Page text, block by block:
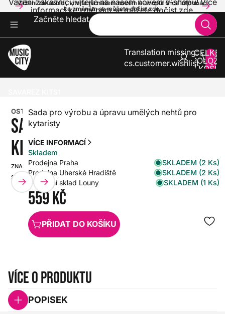
Vážení zákazníci, vítejte na našem novém e-shopu! Více informací
ke změnám se můžete dočíst zde.
Vážení zákazníci, vítejte na našem novém e-shopu! Více
informací ke změnám se můžete dočíst zde.
Začněte hledat
Translation missing:
cs.customer.wishlist
V
0
OSTATNÍ
SAVAREZ
KITS1
ZNAČKA:
SAVAREZ
SKU:
HX0000000004520
Sada pro výrobu a úpravu umělých nehtů pro
kytaristy
VÍCE INFORMACÍ
Skladem
Prodejna Praha
SKLADEM (2 Ks)
Prodejna Uherské Hradiště
SKLADEM (2 Ks)
Centrální sklad Louny
SKLADEM (1 Ks)
559 Kč
PŘIDAT DO KOŠÍKU
Více o produktu
POPISEK